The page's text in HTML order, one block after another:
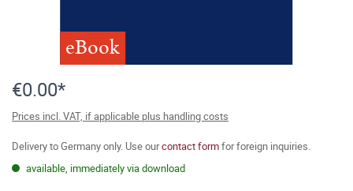
eBook
€0.00*
Prices incl. VAT, if applicable plus handling costs
Delivery to Germany only. Use ourcontact formfor foreign inquiries.
available, immediately via download